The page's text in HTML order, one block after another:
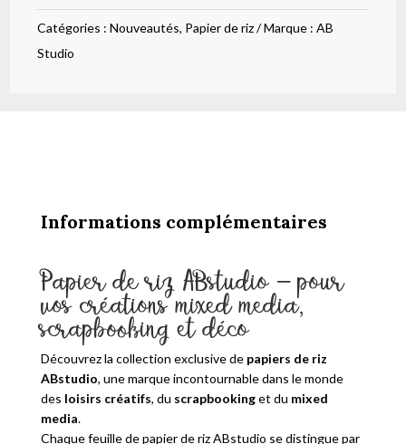
oiseaux
et
tissu
Catégories :Nouveautés, Papier de riz Marque :AB
Studio
Informations complémentaires
Papier de riz ABstudio – pour
vos créations mixed media,
scrapbooking et déco
Découvrez la collection exclusive de papiers de riz
ABstudio, une marque incontournable dans le monde
des loisirs créatifs, du scrapbookinget du mixed
media.
Chaque feuille de papier de riz ABstudio se distingue par